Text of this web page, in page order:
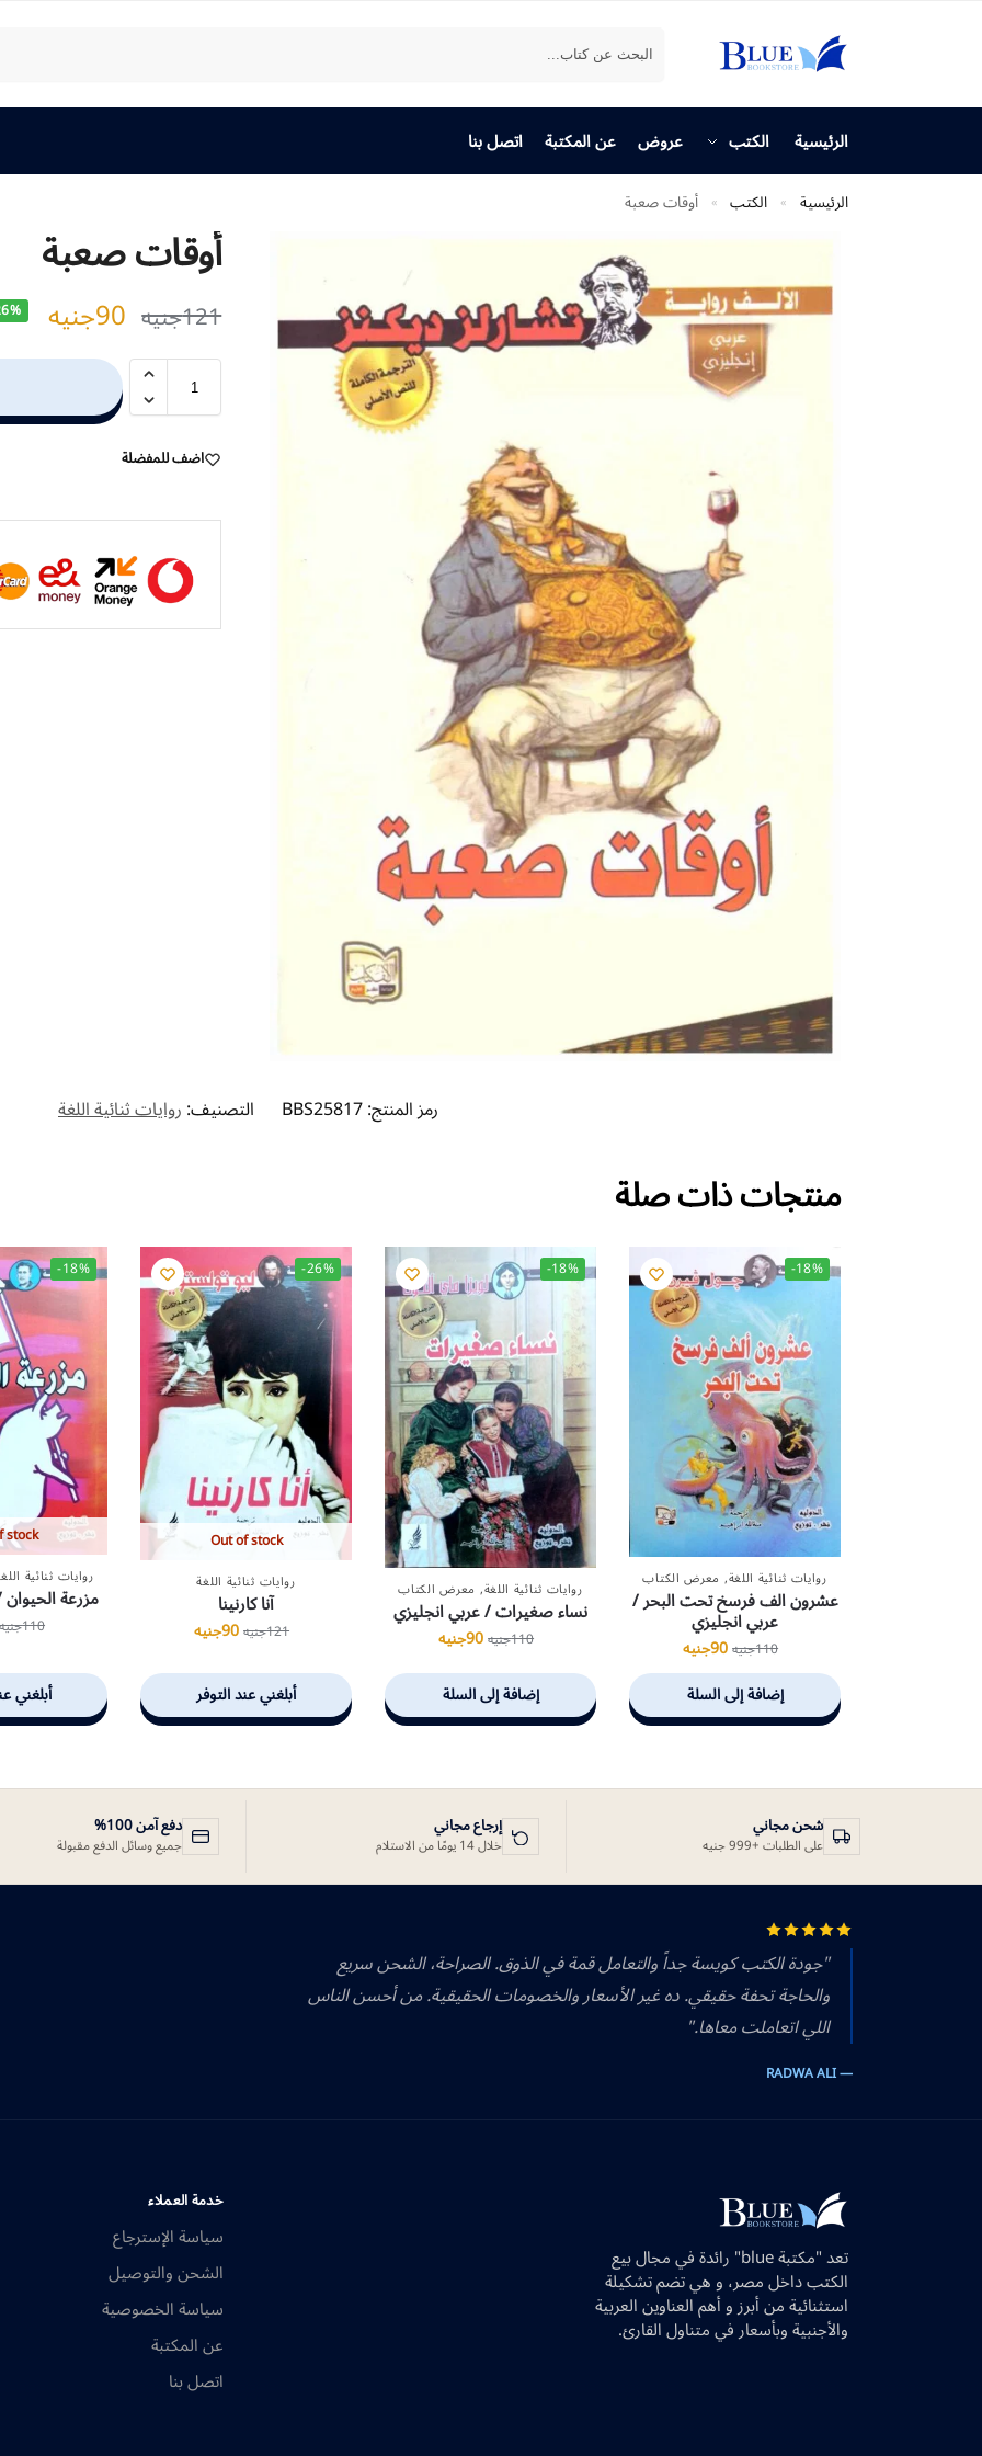
بحث
الرئيسية الكتب عروض عن المكتبة اتصل بنا
الرئيسية » الكتب » أوقات صعبة
أوقات صعبة
121جنيه 90جنيه
اضف للمفضلة
رمز المنتج:BBS25817 التصنيف:روايات ثنائية اللغة
منتجات ذات صلة
-18%
روايات ثنائية اللغة, معرض الكتاب
عشرون الف فرسخ تحت البحر /
عربي انجليزي
110جنيه90جنيه
إضافة إلى السلة
-18%
روايات ثنائية اللغة, معرض الكتاب
نساء صغيرات / عربي انجليزي
110جنيه90جنيه
إضافة إلى السلة
-26%
Out of stock
روايات ثنائية اللغة
آنا كارنينا
121جنيه90جنيه
أبلغني عند التوفر
-18%
stock
روايات ثنائية
مزرعة
110جنيه
أبلغني
شحن مجاني
على الطلبات +999 جنيه
إرجاع مجاني
خلال 14 يومًا من الاستلام
دفع آمن 100%
جميع وسائل الدفع مقبولة
"جودة الكتب كويسة جداً والتعامل قمة في الذوق. الصراحة، الشحن سريع
والحاجة تحفة حقيقي. ده غير الأسعار والخصومات الحقيقية. من أحسن الناس
اللي اتعاملت معاها."
— RADWA ALI
تعد "مكتبة blue" رائدة في مجال بيع
الكتب داخل مصر، و هي تضم تشكيلة
استثنائية من أبرز و أهم العناوين العربية
والأجنبية وبأسعار في متناول القارئ.
خدمة العملاء
سياسة الإسترجاع
الشحن والتوصيل
سياسة الخصوصية
عن المكتبة
اتصل بنا